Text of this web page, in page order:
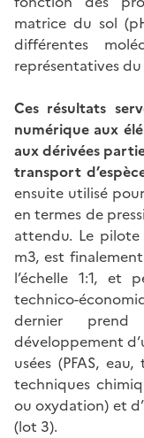
matrice du sol
différentes
représentatives
Ces résultats
numérique aux
aux dérivées
transport
ensuite utilisé
en termes de
attendu. Le
m3, est
l’échelle 1:1, et
technico-
dernier
développement
usées (PFAS,
techniques
ou oxydation) et
(lot 3).